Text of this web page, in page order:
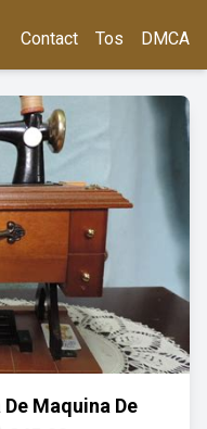
Contact Tos DMCA
Maquina De